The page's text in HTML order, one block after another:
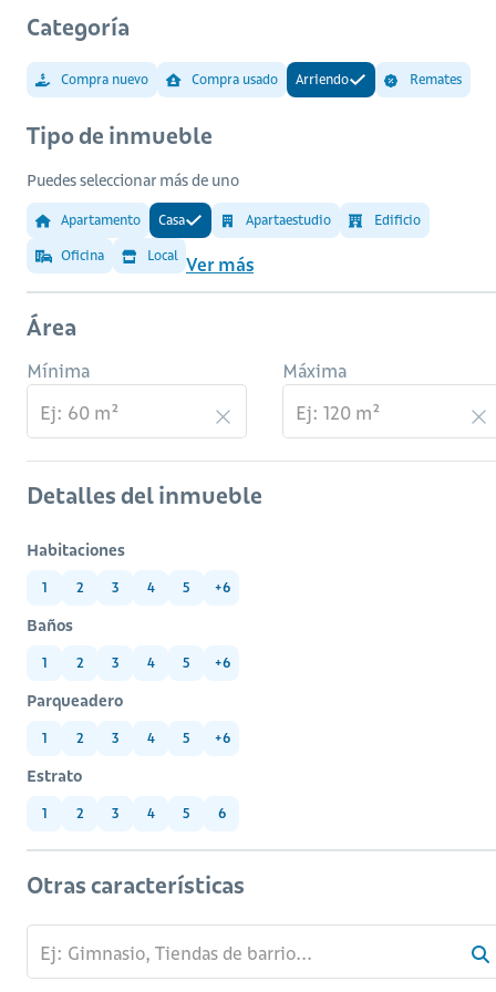
Categoría
Compra nuevo Compra usado Arriendo Remates
Tipo de inmueble
Puedes seleccionar más de uno
Apartamento Casa Apartaestudio Edificio
Oficina Local Ver más
Área
Mínima Máxima
Detalles del inmueble
Habitaciones
1 2 3 4 5 +6
Baños
1 2 3 4 5 +6
Parqueadero
1 2 3 4 5 +6
Estrato
1 2 3 4 5 6
Otras características